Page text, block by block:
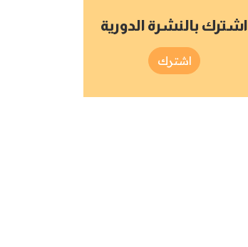
اشترك بالنشرة الدورية
اشترك